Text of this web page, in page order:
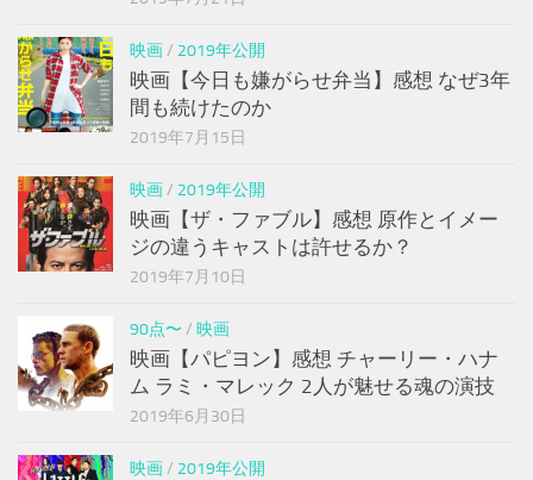
映画/ 2019年公開
映画【今日も嫌がらせ弁当】感想 なぜ3年
間も続けたのか
2019年7月15日
映画/ 2019年公開
映画【ザ・ファブル】感想 原作とイメー
ジの違うキャストは許せるか？
2019年7月10日
90点〜 / 映画
映画【パピヨン】感想 チャーリー・ハナ
ム ラミ・マレック 2人が魅せる魂の演技
2019年6月30日
映画/ 2019年公開